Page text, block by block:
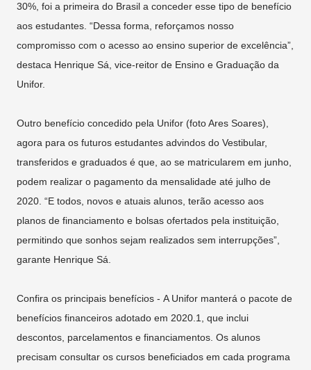
30%, foi a primeira do Brasil a conceder esse tipo de benefício
aos estudantes. “Dessa forma, reforçamos nosso
compromisso com o acesso ao ensino superior de excelência”,
destaca Henrique Sá, vice-reitor de Ensino e Graduação da
Unifor.
Outro benefício concedido pela Unifor (foto Ares Soares),
agora para os futuros estudantes advindos do Vestibular,
transferidos e graduados é que, ao se matricularem em junho,
podem realizar o pagamento da mensalidade até julho de
2020. “E todos, novos e atuais alunos, terão acesso aos
planos de financiamento e bolsas ofertados pela instituição,
permitindo que sonhos sejam realizados sem interrupções”,
garante Henrique Sá.
Confira os principais benefícios - A Unifor manterá o pacote de
benefícios financeiros adotado em 2020.1, que inclui
descontos, parcelamentos e financiamentos. Os alunos
precisam consultar os cursos beneficiados em cada programa